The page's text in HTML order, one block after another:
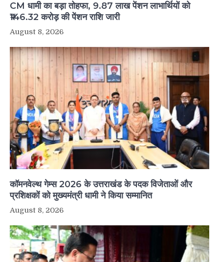
CM धामी का बड़ा तोहफा, 9.87 लाख पेंशन लाभार्थियों को
₹146.32 करोड़ की पेंशन राशि जारी
August 8, 2026
कॉमनवेल्थ गेम्स 2026 के उत्तराखंड के पदक विजेताओं और
प्रशिक्षकों को मुख्यमंत्री धामी ने किया सम्मानित
August 8, 2026